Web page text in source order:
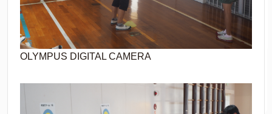
OLYMPUS DIGITAL CAMERA